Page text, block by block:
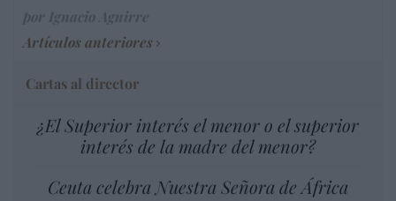
Artículos anteriores
Cartas al director
¿El Superior interés el menor o el superior
interés de la madre del menor?
Ceuta celebra Nuestra Señora de África